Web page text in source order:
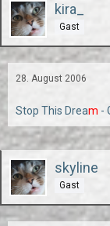
kira_
Gast
28. August 2006
Stop This Dream -
skyline
Gast